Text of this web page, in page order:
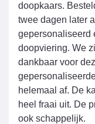
doopkaars.
twee dagen later
gepersonaliseerd
doopviering. We
dankbaar voor
helemaal af. De
heel fraai uit. De
ook schappelijk.